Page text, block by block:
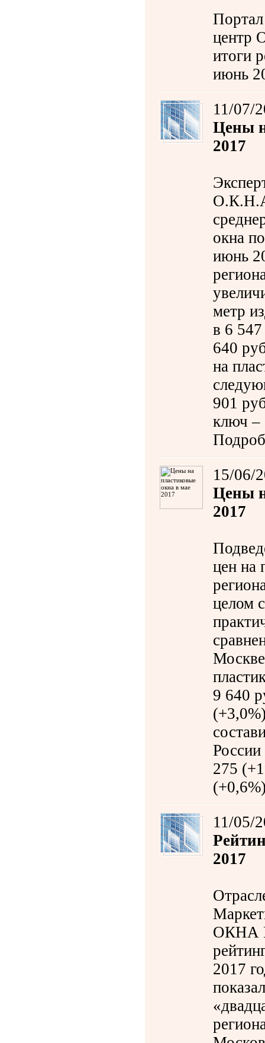
центр
итоги
июнь
11/07/
Цены
2017
О.К.Н.А
окна
июнь
метр
в 6
640
на
901
ключ –
15/06/
Цены
2017
цен на
целом
9 640
275
11/05/
2017
ОКНА
2017